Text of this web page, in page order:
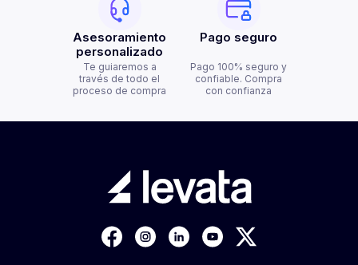
Asesoramiento
personalizado
Te guiaremos a
través de todo el
proceso de compra
Pago seguro
Pago 100% seguro y
confiable. Compra
con confianza